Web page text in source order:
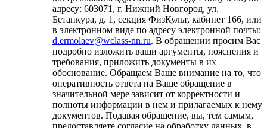
адресу: 603071, г. Нижний Новгород, ул.
Бетанкура, д. 1, секция ФизКульт, кабинет 166, или
в электронном виде по адресу электронной почты:
d.ermolaev@wclass-nn.ru. В обращении просим Вас
подробно изложить ваши аргументы, пояснения и
требования, приложить документы в их
обоснование. Обращаем Ваше внимание на то, что
оперативность ответа на Ваше обращение в
значительной мере зависит от корректности и
полноты информации в нем и прилагаемых к нему
документов. Подавая обращение, вы, тем самым,
предоставляете согласие на обработку данных, в